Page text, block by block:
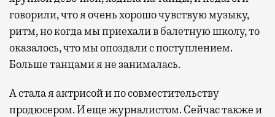
говорили, что я очень хорошо чувствую музыку,
ритм, но когда мы приехали в балетную школу, то
оказалось, что мы опоздали с поступлением.
Больше танцами я не занималась.
А стала я актрисой и по совместительству
продюсером. И еще журналистом. Сейчас также и